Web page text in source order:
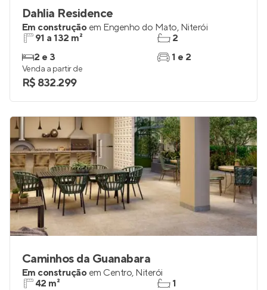
Dahlia Residence
Em construção em Engenho do Mato, Niterói
91 a 132 m²
2 e 3
2
1 e 2
Venda a partir de
R$ 832.299
Caminhos da Guanabara
Em construção em Centro, Niterói
42 m²
1